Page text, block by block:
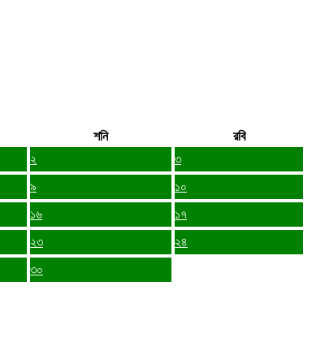
শনি
রবি
২
৩
৯
১০
১৬
১৭
২৩
২৪
৩০